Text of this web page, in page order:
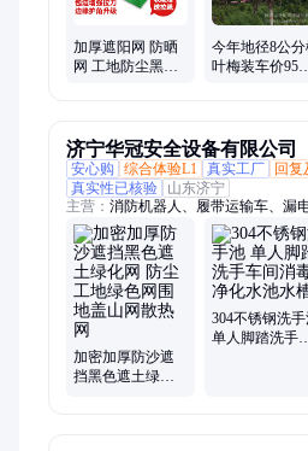
加厚遮阳网 防晒
网 工地防尘黑色
今年地径8公
叶梅装车价95
济宁华冠安全设备有限公司
安心购
综合体验L1 真实工厂 回复
真实性已核验
山东济宁
主营： 消防机器人、履带运输车、漏
器人、消防箱、消防服、破拆工具组
机、传感器、电磁阀、保护器、电动
筑升降平台、光伏板升降机、内撑吊
机、裁剪机、研磨机、压铆机、小型
加密加厚防沙遮
挡黑色遮土绿化
304不锈钢洗
单人脚踏洗手